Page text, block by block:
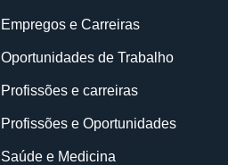
Empregos e Carreiras
Oportunidades de Trabalho
Profissões e carreiras
Profissões e Oportunidades
Saúde e Medicina